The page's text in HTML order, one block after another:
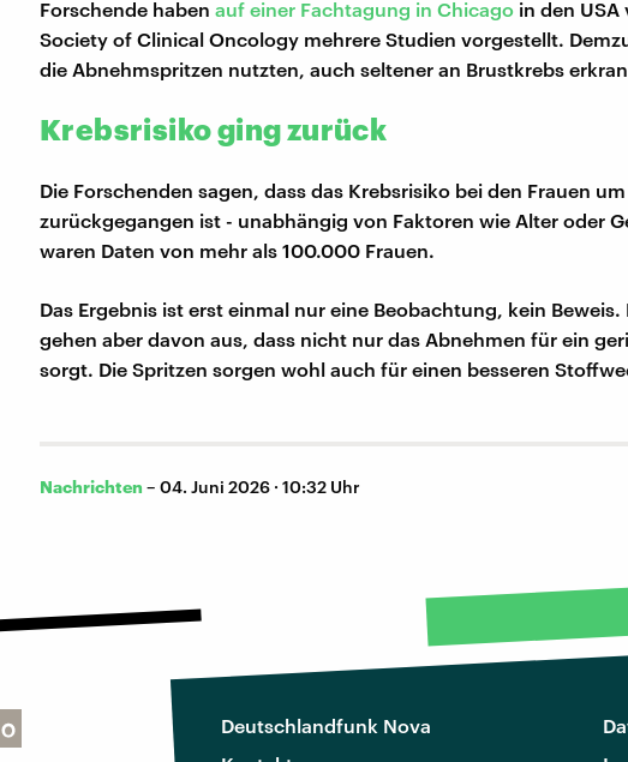
Forschende haben auf einer Fachtagung in Chicago in den USA
Society of Clinical Oncology mehrere Studien vorgestellt.
die Abnehmspritzen nutzten, auch seltener an Brustkrebs
Krebsrisiko ging zurück
Die Forschenden sagen, dass das Krebsrisiko bei den Frauen
zurückgegangen ist - unabhängig von Faktoren wie Alter oder
waren Daten von mehr als 100.000 Frauen.
Das Ergebnis ist erst einmal nur eine Beobachtung, kein Beweis.
gehen aber davon aus, dass nicht nur das Abnehmen für ein
sorgt. Die Spritzen sorgen wohl auch für einen besseren
Nachrichten – 04. Juni 2026 · 10:32 Uhr
Deutschlandfunk Nova